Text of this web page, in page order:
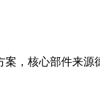
，核心部件来